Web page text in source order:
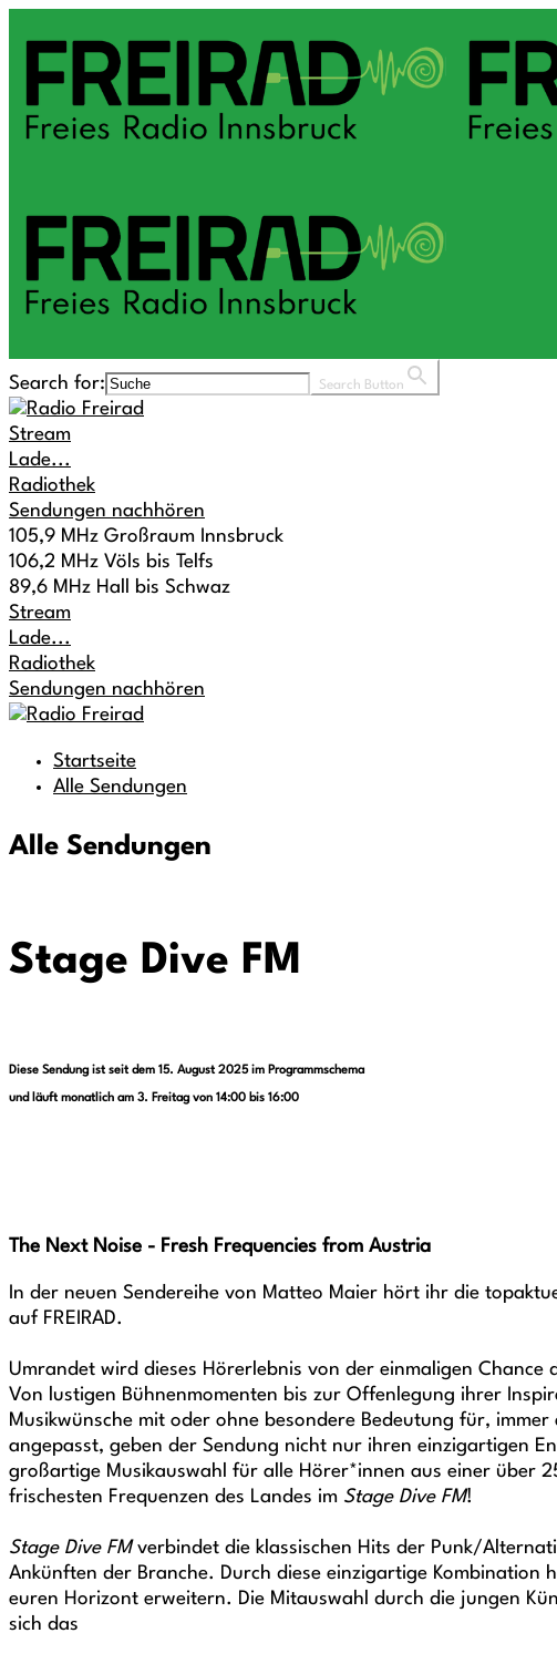
Search for: Search Button
Stream
Lade...
Radiothek
Sendungen nachhören
105,9 MHz Großraum Innsbruck
106,2 MHz Völs bis Telfs
89,6 MHz Hall bis Schwaz
Stream
Lade...
Radiothek
Sendungen nachhören
Startseite
Alle Sendungen
Alle Sendungen
Stage Dive FM
Diese Sendung ist seit dem 15. August 2025 im Programmschema
und läuft monatlich am 3. Freitag von 14:00 bis 16:00
The Next Noise - Fresh Frequencies from Austria
In der neuen Sendereihe von Matteo Maier hört ihr die
auf FREIRAD.
Umrandet wird dieses Hörerlebnis von der einmaligen
Von lustigen Bühnenmomenten bis zur Offenlegung ihrer
Musikwünsche mit oder ohne besondere Bedeutung für,
angepasst, geben der Sendung nicht nur ihren einzigartigen
großartige Musikauswahl für alle Hörer*innen aus einer über
frischesten Frequenzen des Landes im Stage Dive FM!
Stage Dive FMverbindet die klassischen Hits der Punk/
Ankünften der Branche. Durch diese einzigartige Kombination
euren Horizont erweitern. Die Mitauswahl durch die jungen
sich das